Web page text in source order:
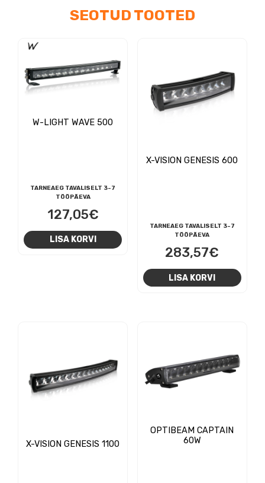
SEOTUD TOOTED
W-LIGHT WAVE 500
TARNEAEG TAVALISELT 3-7
TÖÖPÄEVA
127,05€
LISA KORVI
X-VISION GENESIS 600
TARNEAEG TAVALISELT 3-7
TÖÖPÄEVA
283,57€
LISA KORVI
X-VISION GENESIS 1100
OPTIBEAM CAPTAIN
60W